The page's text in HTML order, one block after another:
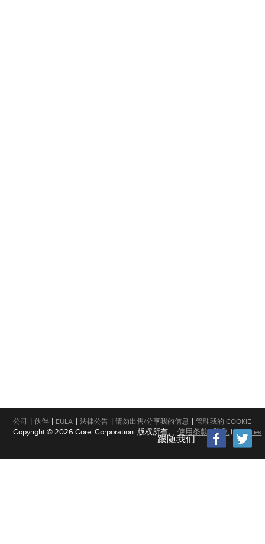
公司 | 伙伴 | EULA | 法律公告 | 请勿出售/分享我的信息 | 管理我的 COOKIE
Copyright © 2026 Corel Corporation. 版权所有。使用条款|隐私 |Cookies
跟随我们